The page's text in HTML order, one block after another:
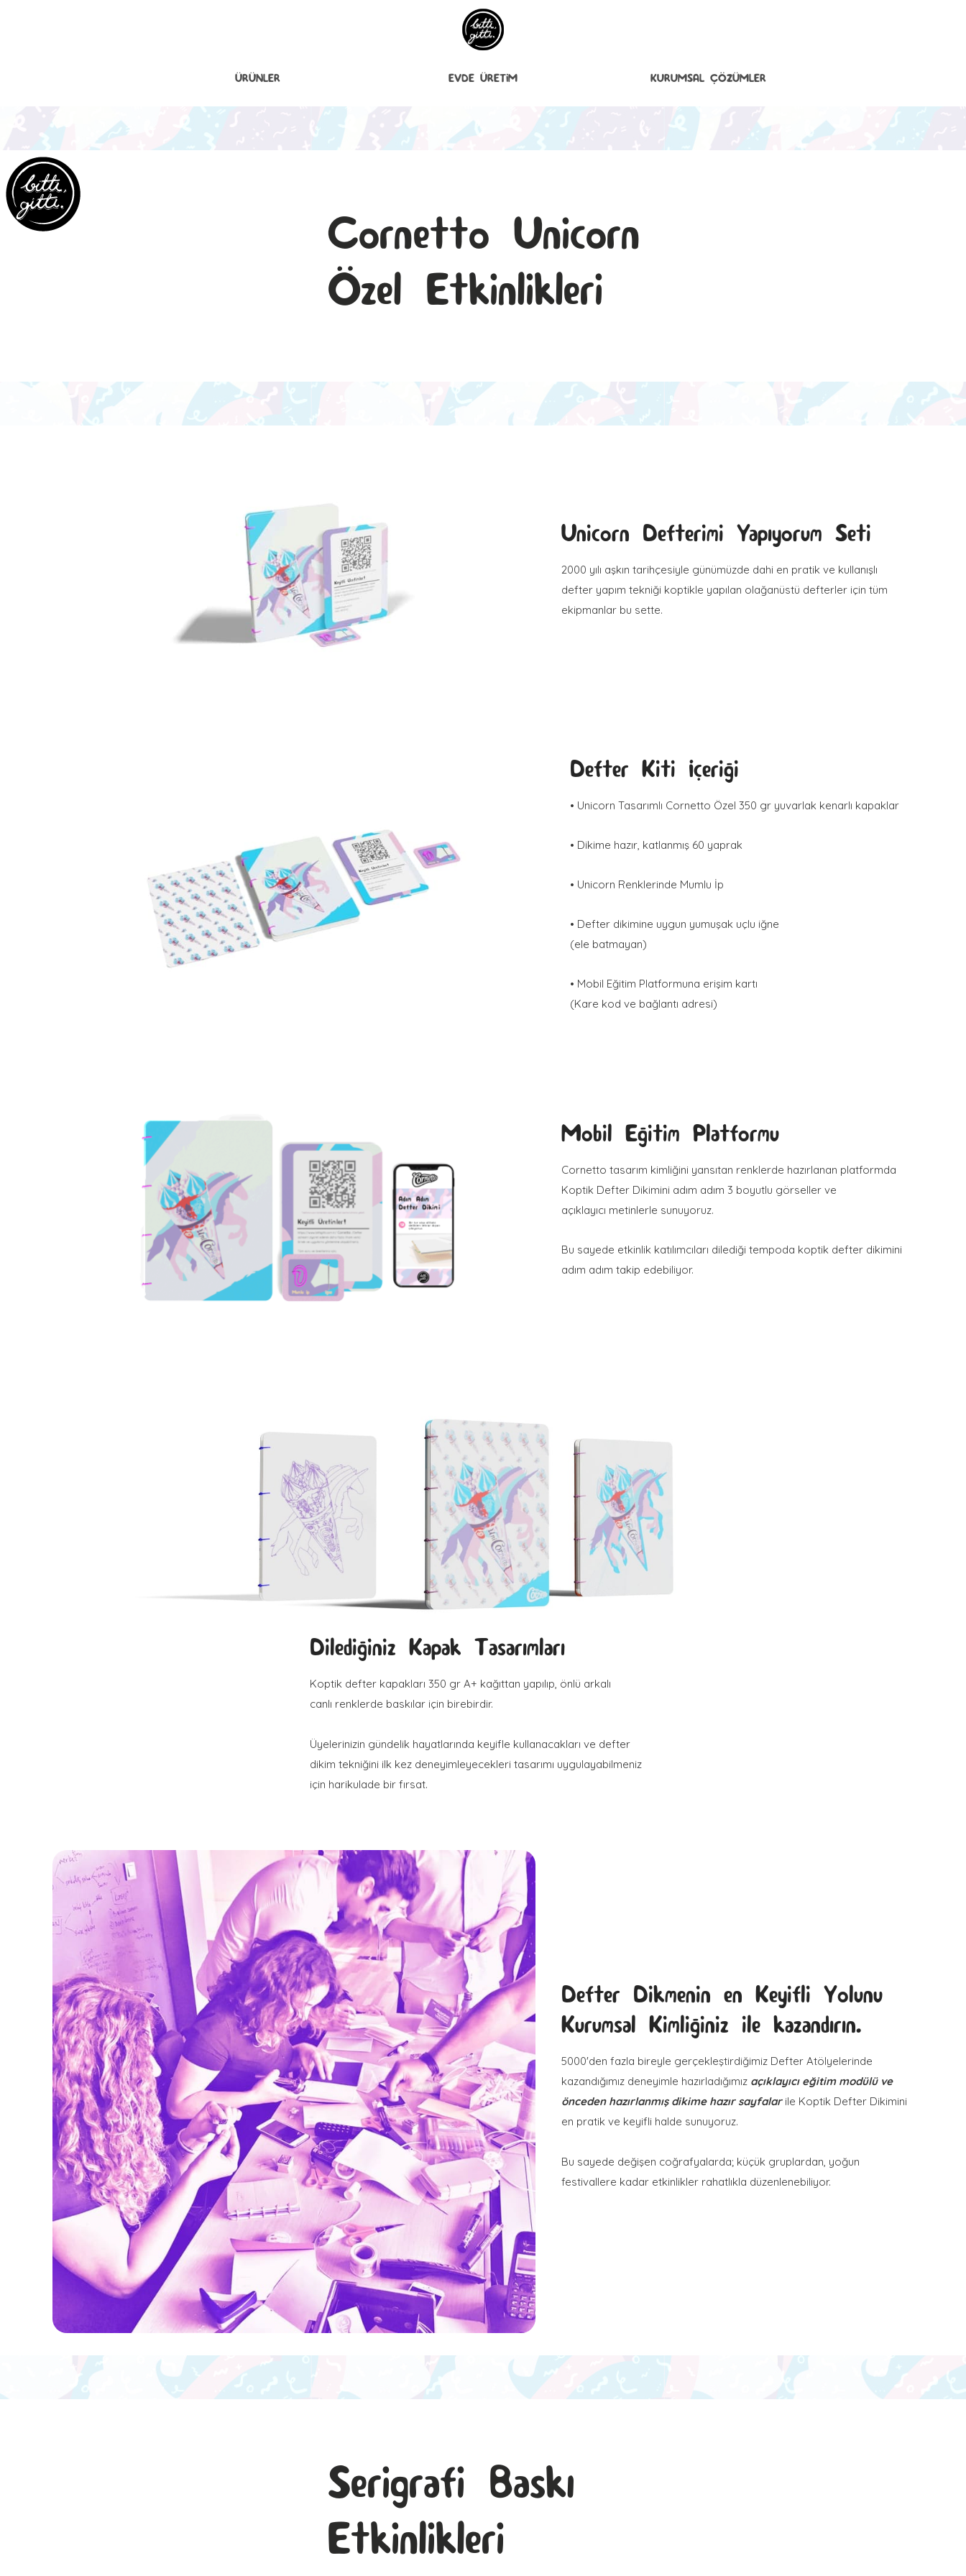
ÜRÜNLER EVDE ÜRETİM KURUMSAL ÇÖZÜMLER
Cornetto Unicorn
Özel Etkinlikleri
Unicorn Defterimi Yapıyorum Seti
2000 yılı aşkın tarihçesiyle günümüzde dahi en pratik ve kullanışlı
defter yapım tekniği koptikle yapılan olağanüstü defterler için tüm
ekipmanlar bu sette.
Defter Kiti İçeriği
• Unicorn Tasarımlı Cornetto Özel 350 gr yuvarlak kenarlı kapaklar
• Dikime hazır, katlanmış 60 yaprak
• Unicorn Renklerinde Mumlu İp
• Defter dikimine uygun yumuşak uçlu iğne
(ele batmayan)
• Mobil Eğitim Platformuna erişim kartı
(Kare kod ve bağlantı adresi)
Mobil Eğitim Platformu
Cornetto tasarım kimliğini yansıtan renklerde hazırlanan platformda
Koptik Defter Dikimini adım adım 3 boyutlu görseller ve
açıklayıcı metinlerle sunuyoruz.
Bu sayede etkinlik katılımcıları dilediği tempoda koptik defter dikimini
adım adım takip edebiliyor.
Dilediğiniz Kapak Tasarımları
Koptik defter kapakları 350 gr A+ kağıttan yapılıp, önlü arkalı
canlı renklerde baskılar için birebirdir.
Üyelerinizin gündelik hayatlarında keyifle kullanacakları ve defter
dikim tekniğini ilk kez deneyimleyecekleri tasarımı uygulayabilmeniz
için harikulade bir fırsat.
Defter Dikmenin en Keyifli Yolunu
Kurumsal Kimliğiniz ile kazandırın.
5000'den fazla bireyle gerçekleştirdiğimiz Defter Atölyelerinde
kazandığımız deneyimle hazırladığımız açıklayıcı eğitim modülü ve
önceden hazırlanmış dikime hazır sayfalarile Koptik Defter Dikimini
en pratik ve keyifli halde sunuyoruz.
Bu sayede değişen coğrafyalarda; küçük gruplardan, yoğun
festivallere kadar etkinlikler rahatlıkla düzenlenebiliyor.
Serigrafi Baskı
Etkinlikleri